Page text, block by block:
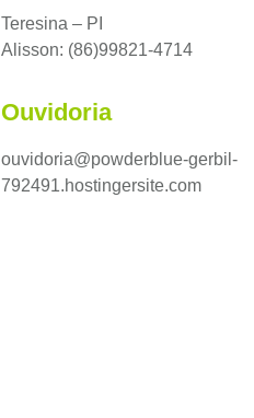
Teresina – PI
Alisson: (86)99821-4714
Ouvidoria
ouvidoria@powderblue-gerbil-
792491.hostingersite.com